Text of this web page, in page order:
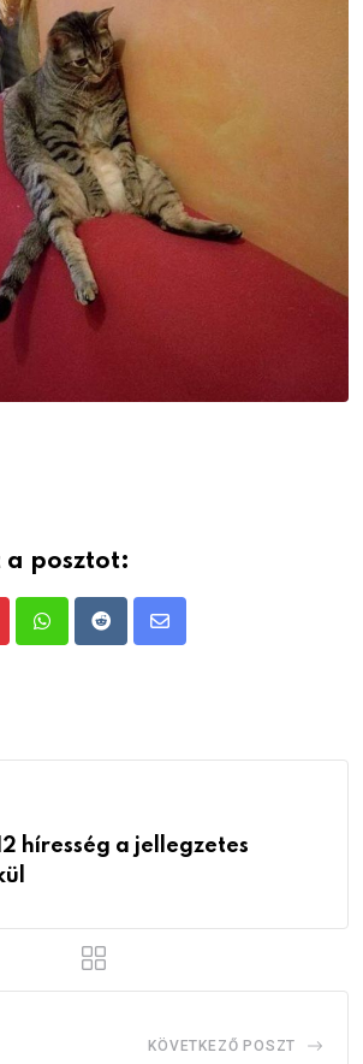
a posztot:
WhatsappRedditShare
híresség a jellegzetes
KÖVETKEZŐ POSZT